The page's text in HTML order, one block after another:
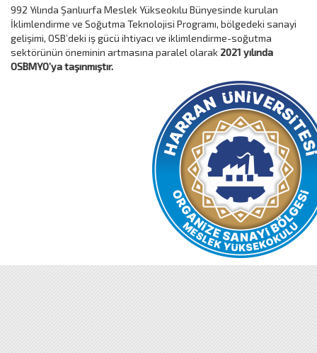
992 Yılında Şanlıurfa Meslek Yükseokılu Bünyesinde kurulan
İklimlendirme ve Soğutma Teknolojisi Programı, bölgedeki sanayi
gelişimi, OSB’deki iş gücü ihtiyacı ve iklimlendirme-soğutma
sektörünün öneminin artmasına paralel olarak 2021 yılında
OSBMYO’ya taşınmıştır.